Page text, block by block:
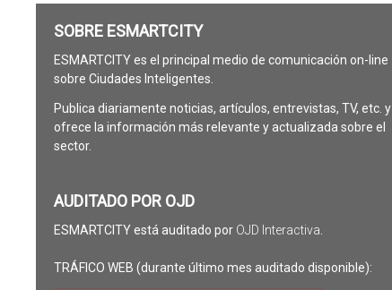
SOBRE ESMARTCITY
ESMARTCITY es el principal medio de comunicación on-line
sobre Ciudades Inteligentes.
Publica diariamente noticias, artículos, entrevistas, TV, etc. y
ofrece la información más relevante y actualizada sobre el
sector.
AUDITADO POR OJD
ESMARTCITY está auditado por OJD Interactiva
TRÁFICO WEB (durante último mes auditado disponible):